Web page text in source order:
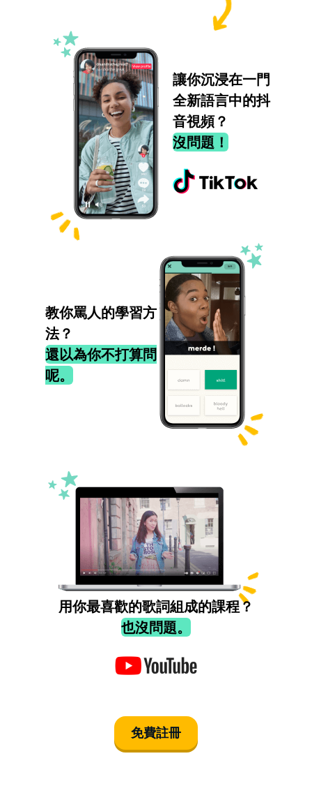
讓你沉浸在一門
全新語言中的抖
音視頻？
沒問題！
教你罵人的學習方
法？
還以為你不打算問
呢。
用你最喜歡的歌詞組成的課程？
也沒問題。
免費註冊